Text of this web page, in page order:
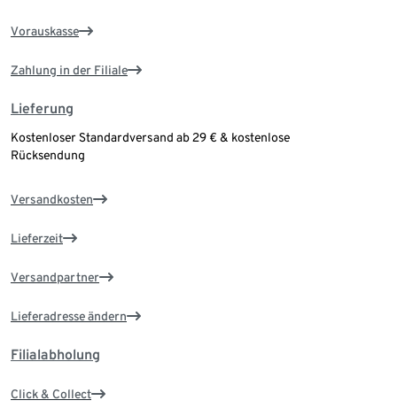
Vorauskasse
Zahlung in der Filiale
Lieferung
Kostenloser Standardversand ab 29 € & kostenlose
Rücksendung
Versandkosten
Lieferzeit
Versandpartner
Lieferadresse ändern
Filialabholung
Click & Collect